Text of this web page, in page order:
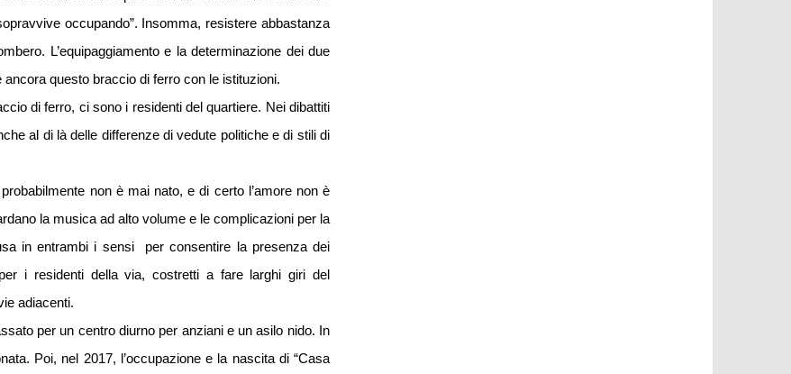
occupando”. Insomma, resistere abbastanza
L’equipaggiamento e la determinazione dei due
questo braccio di ferro con le istituzioni.
di ferro, ci sono i residenti del quartiere. Nei dibattiti
al di là delle differenze di vedute politiche e di stili di
non è mai nato, e di certo l’amore non è
la musica ad alto volume e le complicazioni per la
in entrambi i sensi per consentire la presenza dei
i residenti della via, costretti a fare larghi giri del
adiacenti.
per un centro diurno per anziani e un asilo nido. In
Poi, nel 2017, l’occupazione e la nascita di “Casa